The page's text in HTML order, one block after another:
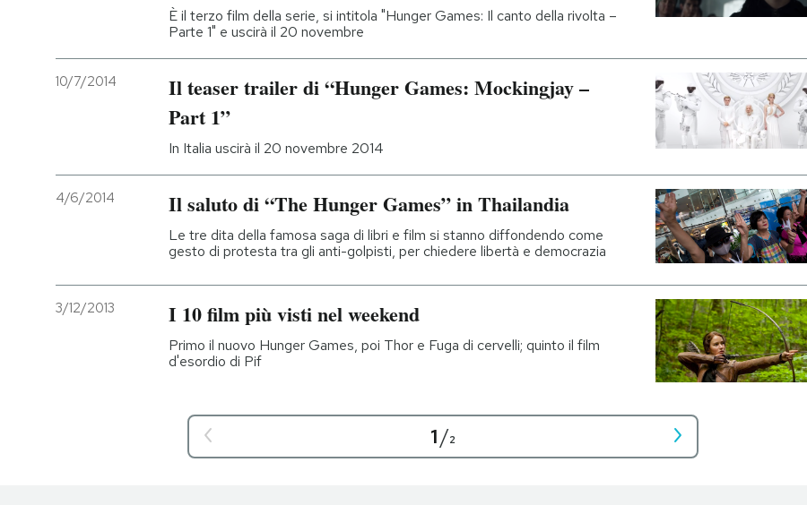
È il terzo film della serie, si intitola "Hunger Games: Il canto della rivolta –
Parte 1" e uscirà il 20 novembre
10/7/2014
Il teaser trailer di “Hunger Games: Mockingjay –
Part 1”
In Italia uscirà il 20 novembre 2014
4/6/2014 Il saluto di “The Hunger Games” in Thailandia
Le tre dita della famosa saga di libri e film si stanno diffondendo come
gesto di protesta tra gli anti-golpisti, per chiedere libertà e democrazia
3/12/2013 I 10 film più visti nel weekend
Primo il nuovo Hunger Games, poi Thor e Fuga di cervelli; quinto il film
d'esordio di Pif
1/2